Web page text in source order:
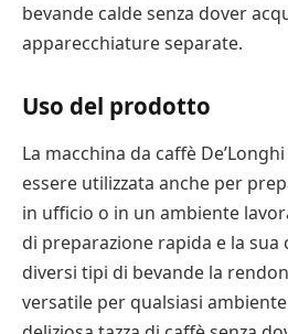
bevande calde senza dover
apparecchiature separate.
Uso del prodotto
La macchina da caffè
essere utilizzata anche per
in ufficio o in un ambiente
di preparazione rapida e la sua
diversi tipi di bevande la
versatile per qualsiasi